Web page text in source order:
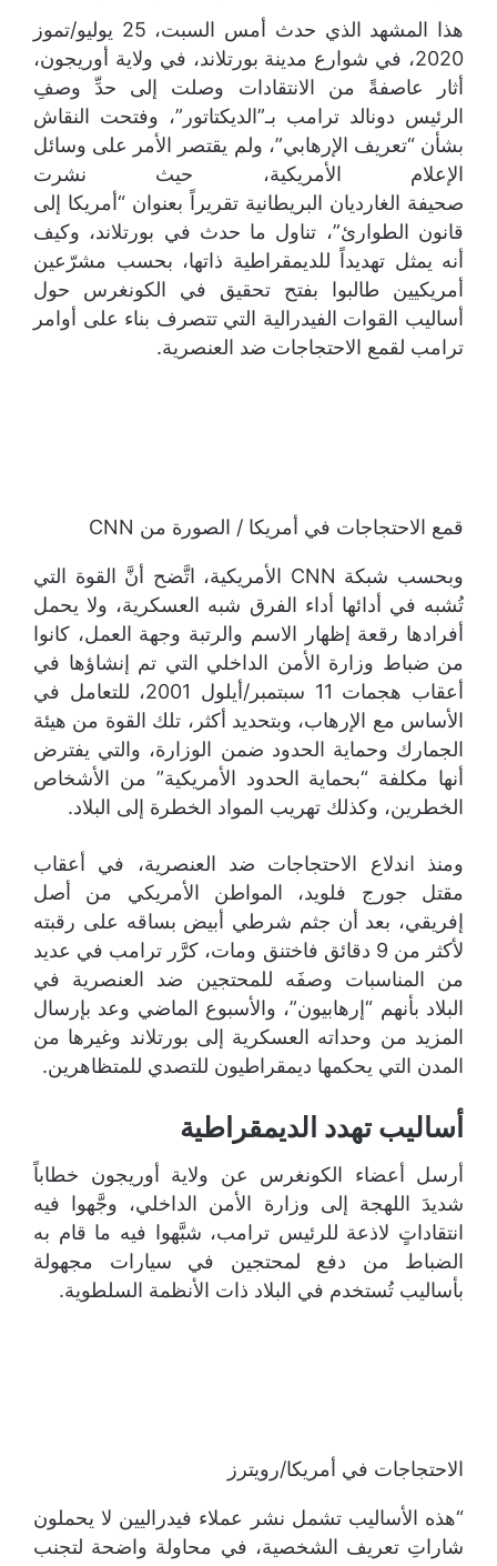
هذا المشهد الذي حدث أمس السبت، 25 يوليو/تموز
2020، في شوارع مدينة بورتلاند، في ولاية أوريجون،
أثار عاصفةً من الانتقادات وصلت إلى حدِّ وصفِ
الرئيس دونالد ترامب بـ”الديكتاتور”، وفتحت النقاش
بشأن “تعريف الإرهابي”، ولم يقتصر الأمر على وسائل
الإعلام الأمريكية، حيث نشرت
صحيفة الغارديان البريطانية تقريراً بعنوان “أمريكا إلى
قانون الطوارئ”، تناول ما حدث في بورتلاند، وكيف
أنه يمثل تهديداً للديمقراطية ذاتها، بحسب مشرّعين
أمريكيين طالبوا بفتح تحقيق في الكونغرس حول
أساليب القوات الفيدرالية التي تتصرف بناء على أوامر
ترامب لقمع الاحتجاجات ضد العنصرية.
قمع الاحتجاجات في أمريكا / الصورة من CNN
وبحسب شبكة CNN الأمريكية، اتَّضح أنَّ القوة التي
تُشبه في أدائها أداء الفرق شبه العسكرية، ولا يحمل
أفرادها رقعة إظهار الاسم والرتبة وجهة العمل، كانوا
من ضباط وزارة الأمن الداخلي التي تم إنشاؤها في
أعقاب هجمات 11 سبتمبر/أيلول 2001، للتعامل في
الأساس مع الإرهاب، وبتحديد أكثر، تلك القوة من هيئة
الجمارك وحماية الحدود ضمن الوزارة، والتي يفترض
أنها مكلفة “بحماية الحدود الأمريكية” من الأشخاص
الخطرين، وكذلك تهريب المواد الخطرة إلى البلاد.
ومنذ اندلاع الاحتجاجات ضد العنصرية، في أعقاب
مقتل جورج فلويد، المواطن الأمريكي من أصل
إفريقي، بعد أن جثم شرطي أبيض بساقه على رقبته
لأكثر من 9 دقائق فاختنق ومات، كرَّر ترامب في عديد
من المناسبات وصفَه للمحتجين ضد العنصرية في
البلاد بأنهم “إرهابيون”، والأسبوع الماضي وعد بإرسال
المزيد من وحداته العسكرية إلى بورتلاند وغيرها من
المدن التي يحكمها ديمقراطيون للتصدي للمتظاهرين.
أساليب تهدد الديمقراطية
أرسل أعضاء الكونغرس عن ولاية أوريجون خطاباً
شديدَ اللهجة إلى وزارة الأمن الداخلي، وجَّهوا فيه
انتقاداتٍ لاذعة للرئيس ترامب، شبَّهوا فيه ما قام به
الضباط من دفع لمحتجين في سيارات مجهولة
بأساليب تُستخدم في البلاد ذات الأنظمة السلطوية.
الاحتجاجات في أمريكا/رويترز
“هذه الأساليب تشمل نشر عملاء فيدراليين لا يحملون
شاراتِ تعريف الشخصية، في محاولة واضحة لتجنب